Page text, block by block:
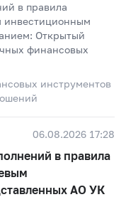
в правила
инвестиционным
Открытый
финансовых
инструментов
06.08.2026 17:28
в правила
АО УК